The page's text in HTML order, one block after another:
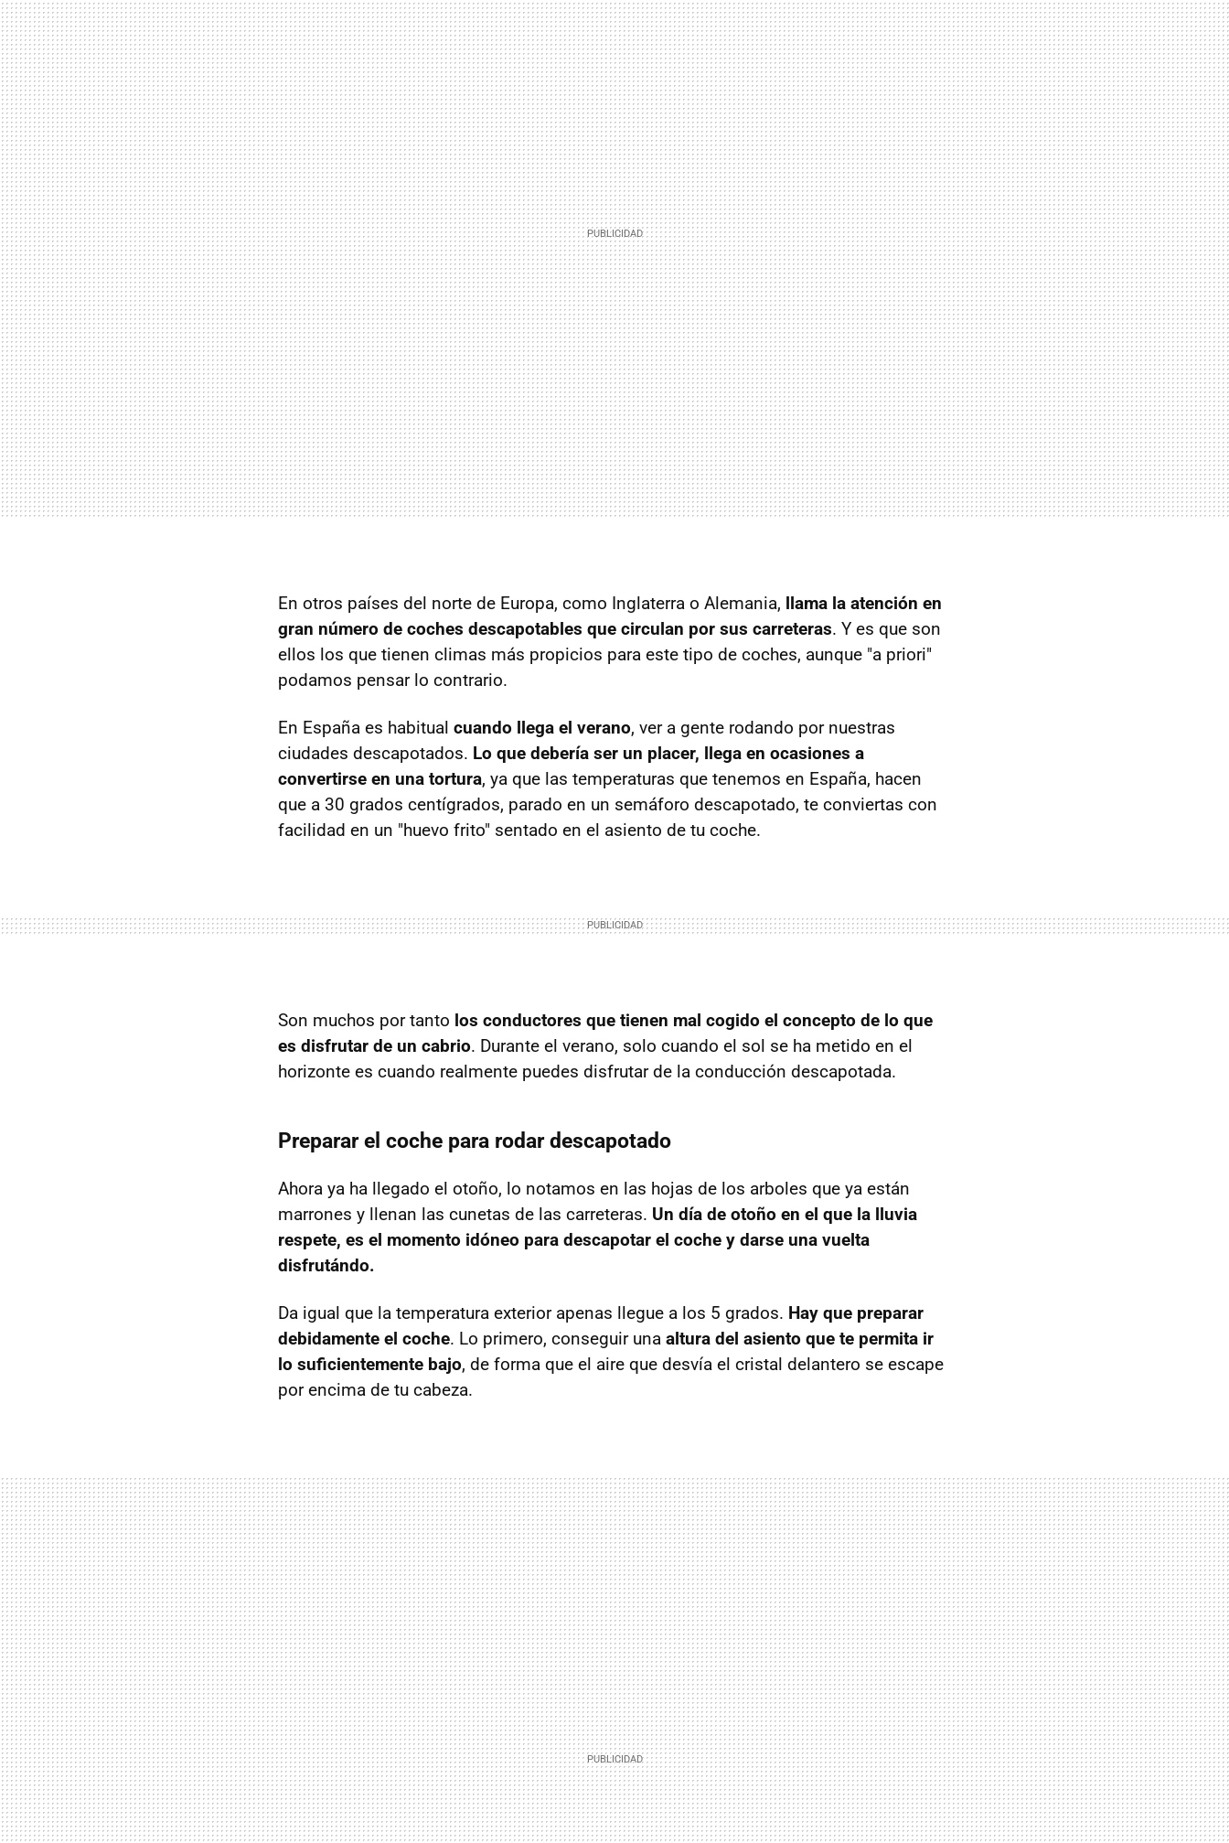
En otros países del norte de Europa, como Inglaterra o Alemania, llama la atención en
gran número de coches descapotables que circulan por sus carreteras. Y es que son
ellos los que tienen climas más propicios para este tipo de coches, aunque "a priori"
podamos pensar lo contrario.
En España es habitual cuando llega el verano, ver a gente rodando por nuestras
ciudades descapotados. Lo que debería ser un placer, llega en ocasiones a
convertirse en una tortura, ya que las temperaturas que tenemos en España, hacen
que a 30 grados centígrados, parado en un semáforo descapotado, te conviertas con
facilidad en un "huevo frito" sentado en el asiento de tu coche.
Son muchos por tanto los conductores que tienen mal cogido el concepto de lo que
es disfrutar de un cabrio. Durante el verano, solo cuando el sol se ha metido en el
horizonte es cuando realmente puedes disfrutar de la conducción descapotada.
Preparar el coche para rodar descapotado
Ahora ya ha llegado el otoño, lo notamos en las hojas de los arboles que ya están
marrones y llenan las cunetas de las carreteras. Un día de otoño en el que la lluvia
respete, es el momento idóneo para descapotar el coche y darse una vuelta
disfrutándo.
Da igual que la temperatura exterior apenas llegue a los 5 grados. Hay que preparar
debidamente el coche. Lo primero, conseguir una altura del asiento que te permita ir
lo suficientemente bajo, de forma que el aire que desvía el cristal delantero se escape
por encima de tu cabeza.